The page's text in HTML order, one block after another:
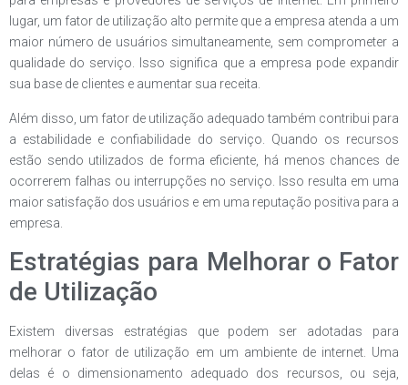
lugar, um fator de utilização alto permite que a empresa atenda a um
maior número de usuários simultaneamente, sem comprometer a
qualidade do serviço. Isso significa que a empresa pode expandir
sua base de clientes e aumentar sua receita.
Além disso, um fator de utilização adequado também contribui para
a estabilidade e confiabilidade do serviço. Quando os recursos
estão sendo utilizados de forma eficiente, há menos chances de
ocorrerem falhas ou interrupções no serviço. Isso resulta em uma
maior satisfação dos usuários e em uma reputação positiva para a
empresa.
Estratégias para Melhorar o Fator
de Utilização
Existem diversas estratégias que podem ser adotadas para
melhorar o fator de utilização em um ambiente de internet. Uma
delas é o dimensionamento adequado dos recursos, ou seja,